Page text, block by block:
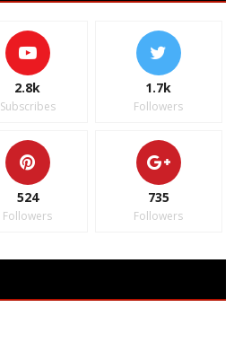
2.8k
Subscribes
1.7k
Followers
524
Followers
735
Followers